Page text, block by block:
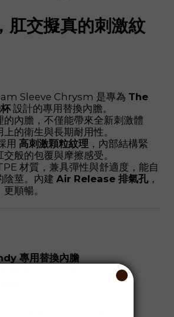
肛交擬真的刺激紋
Sleeve Chrysm 是專為 The
設計的專用替換內膽。
的內膽，不僅能帶來全新刺激體
的衛生與長期耐用性。
用 高刺激顆粒紋理 ，內部結構緊
般的包覆與摩擦感受。
材質，兼具彈性與舒適度，能自
陰莖。內建 Air Release 排氣孔，
順暢。
專用替換內膽